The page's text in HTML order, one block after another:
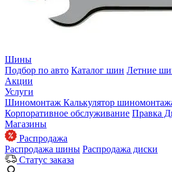
Шины
Подбор по авто Каталог шин Летние
Акции
Услуги
Шиномонтаж Калькулятор
Корпоративное обслуживание Правка
Магазины
Распродажа
Распродажа шины Распродажа диски
Статус заказа